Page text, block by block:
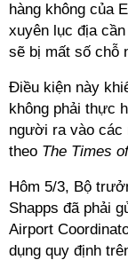
hàng không của
xuyên lục địa
sẽ bị mất số chỗ
Điều kiện này
không phải thực
người ra vào các
theo The Times
Hôm 5/3, Bộ
Shapps đã phải
Airport
dụng quy định